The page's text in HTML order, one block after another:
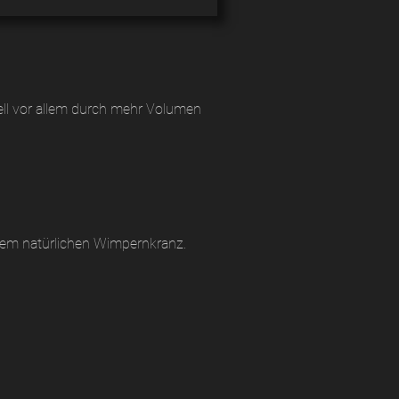
vor allem durch mehr Volumen
natürlichen Wimpernkranz.